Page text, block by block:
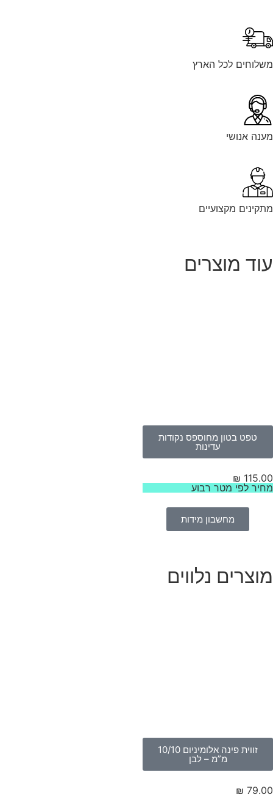
לכל הארץ
אנושי
מקצועיים
מוצרים
טפט בטון מחוספס נקודות
עדינות
₪
לפי מטר רבוע
מחשבון מידות
נלווים
זווית פינה אלומיניום 10/10
מ”מ – לבן
₪